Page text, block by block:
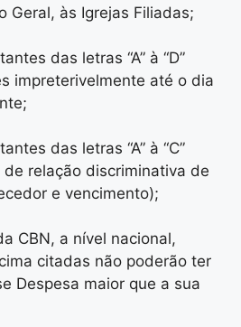
Geral, às Igrejas Filiadas;
das letras “A” à “D”
impreterivelmente até o dia
das letras “A” à “C”
relação discriminativa de
e vencimento);
CBN, a nível nacional,
citadas não poderão ter
Despesa maior que a sua